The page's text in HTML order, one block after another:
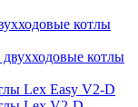
котлы
котлы
Lex Easy V2-D